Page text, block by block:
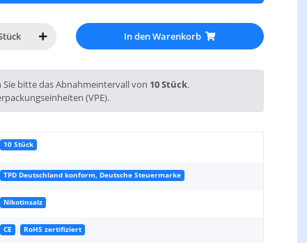
In den Warenkorb
Sie bitte das Abnahmeintervall von 10 Stück.
(VPE).
10 Stück
TPD Deutschland konform, Deutsche Steuermarke
Nikotinsalz
CE RoHS zertifiziert